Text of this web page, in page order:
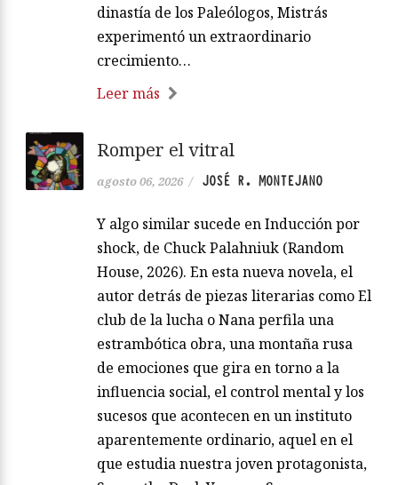
dinastía de los Paleólogos, Mistrás
experimentó un extraordinario
crecimiento…
Leer más
Romper el vitral
agosto 06, 2026 / JOSÉ R. MONTEJANO
Y algo similar sucede en Inducción por
shock, de Chuck Palahniuk (Random
House, 2026). En esta nueva novela, el
autor detrás de piezas literarias como El
club de la lucha o Nana perfila una
estrambótica obra, una montaña rusa
de emociones que gira en torno a la
influencia social, el control mental y los
sucesos que acontecen en un instituto
aparentemente ordinario, aquel en el
que estudia nuestra joven protagonista,